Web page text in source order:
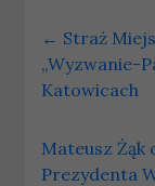
← Straż
„Wyzwanie-
Katowicach
Mateusz Żąk
Prezydenta